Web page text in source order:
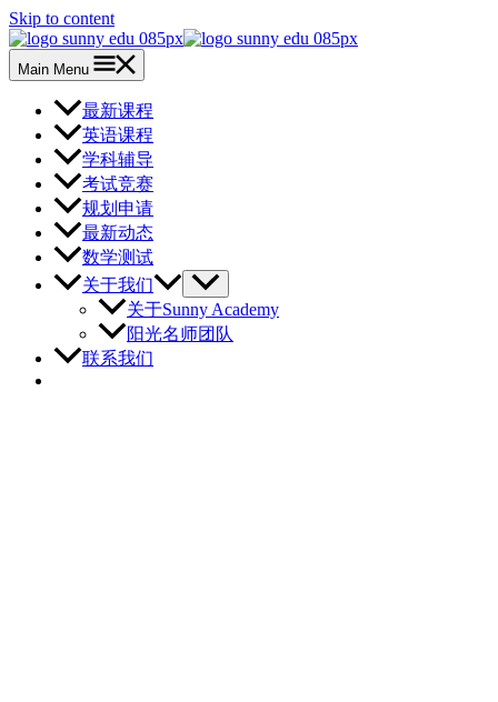
Skip to content
Main Menu
最新课程
英语课程
学科辅导
考试竞赛
规划申请
最新动态
数学测试
关于我们
关于Sunny Academy
阳光名师团队
联系我们